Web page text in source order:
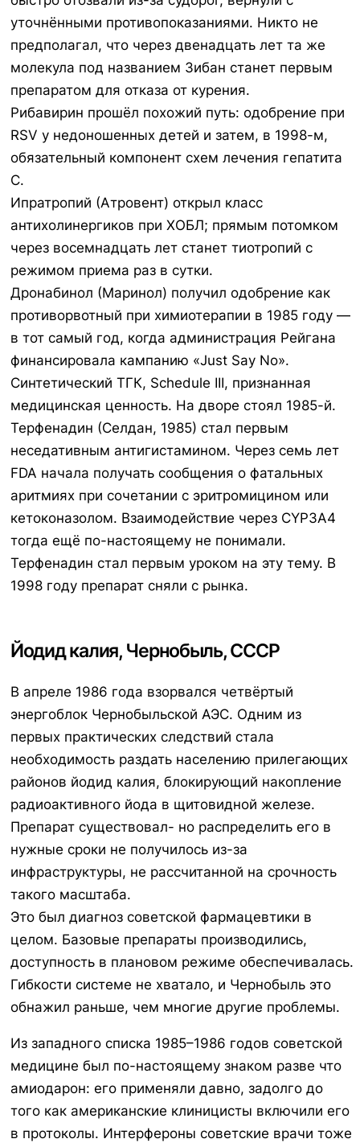
уточнёнными противопоказаниями. Никто не
предполагал, что через двенадцать лет та же
молекула под названием Зибан станет первым
препаратом для отказа от курения.
Рибавирин прошёл похожий путь: одобрение при
RSV у недоношенных детей и затем, в 1998-м,
обязательный компонент схем лечения гепатита
C.
Ипратропий (Атровент) открыл класс
антихолинергиков при ХОБЛ; прямым потомком
через восемнадцать лет станет тиотропий с
режимом приема раз в сутки.
Дронабинол (Маринол) получил одобрение как
противорвотный при химиотерапии в 1985 году —
в тот самый год, когда администрация Рейгана
финансировала кампанию «Just Say No».
Синтетический ТГК, Schedule III, признанная
медицинская ценность. На дворе стоял 1985-й.
Терфенадин (Селдан, 1985) стал первым
неседативным антигистамином. Через семь лет
FDA начала получать сообщения о фатальных
аритмиях при сочетании с эритромицином или
кетоконазолом. Взаимодействие через CYP3A4
тогда ещё по-настоящему не понимали.
Терфенадин стал первым уроком на эту тему. В
1998 году препарат сняли с рынка.
Йодид калия, Чернобыль, СССР
В апреле 1986 года взорвался четвёртый
энергоблок Чернобыльской АЭС. Одним из
первых практических следствий стала
необходимость раздать населению прилегающих
районов йодид калия, блокирующий накопление
радиоактивного йода в щитовидной железе.
Препарат существовал- но распределить его в
нужные сроки не получилось из-за
инфраструктуры, не рассчитанной на срочность
такого масштаба.
Это был диагноз советской фармацевтики в
целом. Базовые препараты производились,
доступность в плановом режиме обеспечивалась.
Гибкости системе не хватало, и Чернобыль это
обнажил раньше, чем многие другие проблемы.
Из западного списка 1985–1986 годов советской
медицине был по-настоящему знаком разве что
амиодарон: его применяли давно, задолго до
того как американские клиницисты включили его
в протоколы. Интерфероны советские врачи тоже